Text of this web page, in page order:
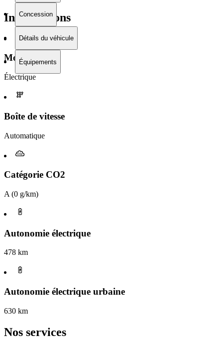
Concession
Détails du véhicule
Équipements
Informations
Moteur
Électrique
Boîte de vitesse​
Automatique
Catégorie CO2
A (0 g/km)
Autonomie électrique
478 km
Autonomie électrique urbaine
630 km
Nos services